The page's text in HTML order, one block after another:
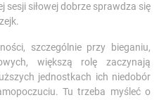
sesji siłowej dobrze sprawdza się
szczególnie przy bieganiu,
większą rolę zaczynają
jednostkach ich niedobór
Tu trzeba myśleć o